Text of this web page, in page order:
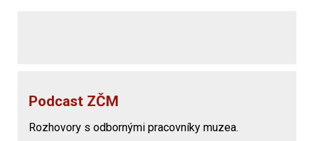
Podcast ZČM
Rozhovory s odbornými pracovníky muzea.